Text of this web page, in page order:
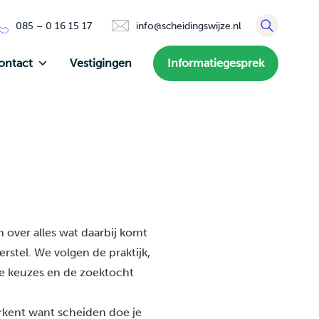
085 – 0 16 15 17 info@scheidingswijze.nl
Vestigingen Informatiegesprek
alles wat daarbij komt
We volgen de praktijk,
keuzes en de zoektocht
want scheiden doe je